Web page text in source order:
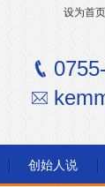
设为首页
创始人说